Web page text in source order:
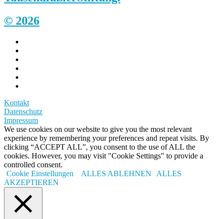
© 2026
Kontakt
Datenschutz
Impressum
We use cookies on our website to give you the most relevant
experience by remembering your preferences and repeat visits. By
clicking “ACCEPT ALL”, you consent to the use of ALL the
cookies. However, you may visit "Cookie Settings" to provide a
controlled consent.
Cookie Einstellungen
ALLES ABLEHNEN
ALLES
AKZEPTIEREN